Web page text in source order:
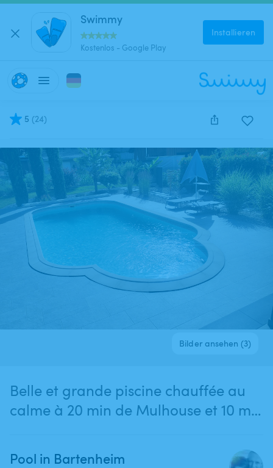
Swimmy
Kostenlos - Google Play
Installieren
5 (24)
Diese Anzeige wurde leider deaktiviert und kann nicht
reserviert werden.
Bilder ansehen (3)
Belle et grande piscine chauffée au
calme à 20 min de Mulhouse et 10 min
Pool in Bartenheim